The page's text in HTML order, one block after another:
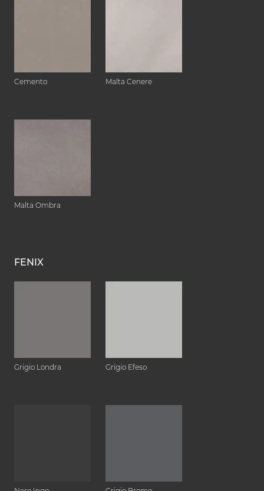
Cemento Malta Cenere
Malta Ombra
FENIX
Grigio Londra Grigio Efeso